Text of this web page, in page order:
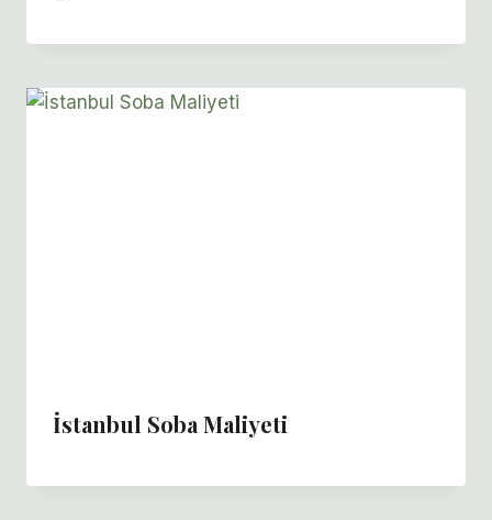
İstanbul Soba Maliyeti